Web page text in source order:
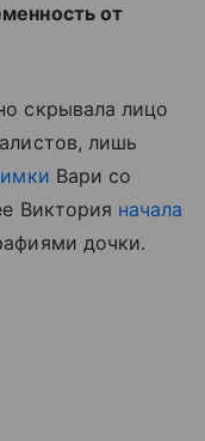
от
скрывала лицо
лишь
Вари со
Виктория начала
дочки.